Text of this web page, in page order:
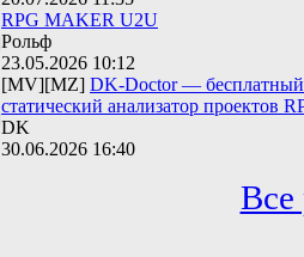
RPG MAKER U2U
Рольф
23.05.2026 10:12
[MV][MZ] DK-Doctor — бесплатный
статический анализатор проектов
DK
30.06.2026 16:40
Все